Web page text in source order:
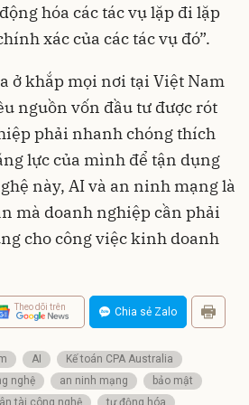
hóa các tác vụ lặp đi lặp
xác của các tác vụ đó”.
ở khắp mọi nơi tại Việt Nam
nguồn vốn đầu tư được rót
phải nhanh chóng thích
lực của mình để tận dụng
này, AI và an ninh mạng là
mà doanh nghiệp cần phải
cho công việc kinh doanh
Theo dõi trên Chia sẻ Zalo
AI
Kế toán CPA Australia
nghệ an ninh mạng
bảo mật
tài công nghệ tự động hóa